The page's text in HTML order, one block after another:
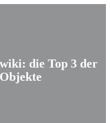
die Top 3 der